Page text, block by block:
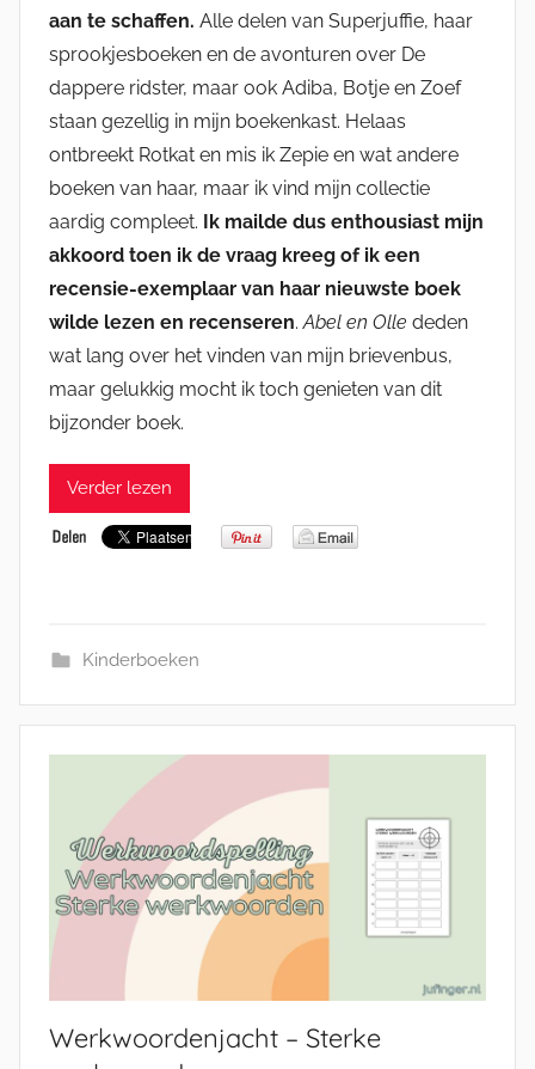
aan te schaffen. Alle delen van Superjuffie, haar
sprookjesboeken en de avonturen over De
dappere ridster, maar ook Adiba, Botje en Zoef
staan gezellig in mijn boekenkast. Helaas
ontbreekt Rotkat en mis ik Zepie en wat andere
boeken van haar, maar ik vind mijn collectie
aardig compleet. Ik mailde dus enthousiast mijn
akkoord toen ik de vraag kreeg of ik een
recensie-exemplaar van haar nieuwste boek
wilde lezen en recenseren.Abel en Olle deden
wat lang over het vinden van mijn brievenbus,
maar gelukkig mocht ik toch genieten van dit
bijzonder boek.
Verder lezen
Kinderboeken
Werkwoordenjacht – Sterke